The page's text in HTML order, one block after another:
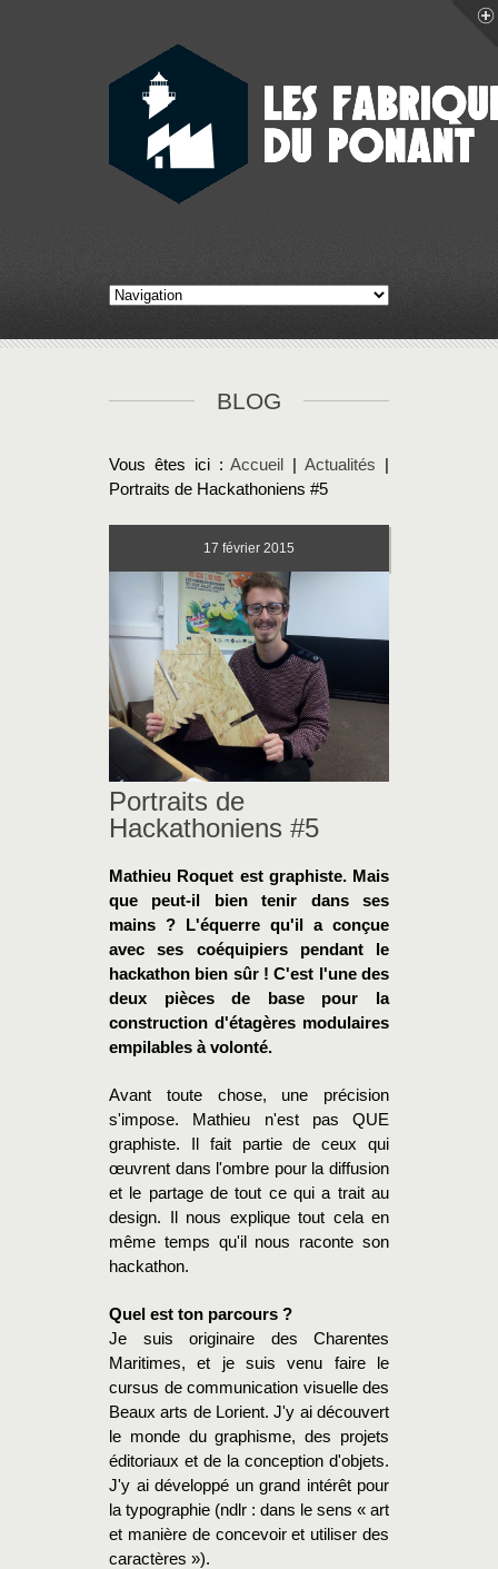
BLOG
Vous êtes ici :Accueil |Actualités
Portraits de Hackathoniens #5
17 février 2015
Portraits de
Hackathoniens #5
Mathieu Roquet est graphiste. Mais
que peut-il bien tenir dans ses
mains ? L'équerre qu'il a conçue
avec ses coéquipiers pendant le
hackathon bien sûr ! C'est l'une des
deux pièces de base pour la
construction d'étagères modulaires
empilables à volonté.
Avant toute chose, une précision
s'impose. Mathieu n'est pas QUE
graphiste. Il fait partie de ceux qui
œuvrent dans l'ombre pour la diffusion
et le partage de tout ce qui a trait au
design. Il nous explique tout cela en
même temps qu'il nous raconte son
hackathon.
Quel est ton parcours ?
Je suis originaire des Charentes
Maritimes, et je suis venu faire le
cursus de communication visuelle des
Beaux arts de Lorient. J'y ai découvert
le monde du graphisme, des projets
éditoriaux et de la conception d'objets.
J'y ai développé un grand intérêt pour
la typographie (ndlr : dans le sens « art
et manière de concevoir et utiliser des
caractères »).